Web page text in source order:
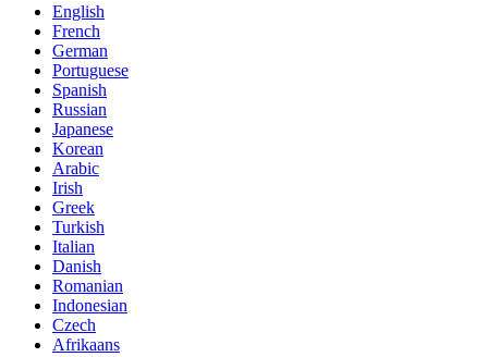
English
French
German
Portuguese
Spanish
Russian
Japanese
Korean
Arabic
Irish
Greek
Turkish
Italian
Danish
Romanian
Indonesian
Czech
Afrikaans